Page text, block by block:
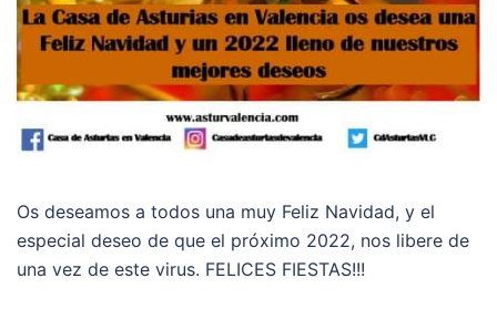
Os deseamos a todos una muy Feliz Navidad, y el
especial deseo de que el próximo 2022, nos libere de
una vez de este virus. FELICES FIESTAS!!!